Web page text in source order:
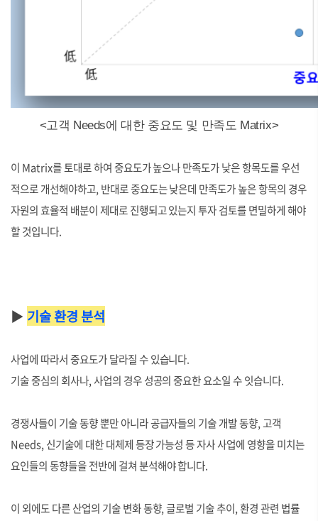
<고객 Needs에 대한 중요도 및 만족도 Matrix>
이 Matrix를 토대로 하여 중요도가 높으나 만족도가 낮은 항목도를 우선
적으로 개선해야하고, 반대로 중요도는 낮은데 만족도가 높은 항목의 경우
자원의 효율적 배분이 제대로 진행되고 있는지 투자 검토를 면밀하게 해야
할 것입니다.
▶ 기술 환경 분석
사업에 따라서 중요도가 달라질 수 있습니다.
기술 중심의 회사나, 사업의 경우 성공의 중요한 요소일 수 잇습니다.
경쟁사들이 기술 동향 뿐만 아니라 공급자들의 기술 개발 동향, 고객
Needs, 신기술에 대한 대체제 등장 가능성 등 자사 사업에 영향을 미치는
요인들의 동향들을 전반에 걸쳐 분석해야 합니다.
이 외에도 다른 산업의 기술 변화 동향, 글로벌 기술 추이, 환경 관련 법률